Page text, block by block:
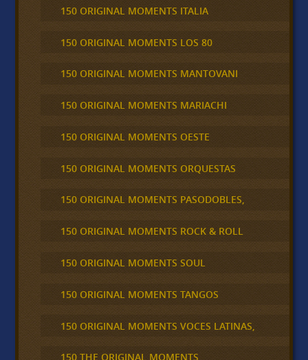
150 ORIGINAL MOMENTS ITALIA
150 ORIGINAL MOMENTS LOS 80
150 ORIGINAL MOMENTS MANTOVANI
150 ORIGINAL MOMENTS MARIACHI
150 ORIGINAL MOMENTS OESTE
150 ORIGINAL MOMENTS ORQUESTAS
150 ORIGINAL MOMENTS PASODOBLES,
150 ORIGINAL MOMENTS ROCK & ROLL
150 ORIGINAL MOMENTS SOUL
150 ORIGINAL MOMENTS TANGOS
150 ORIGINAL MOMENTS VOCES LATINAS,
150 THE ORIGINAL MOMENTS